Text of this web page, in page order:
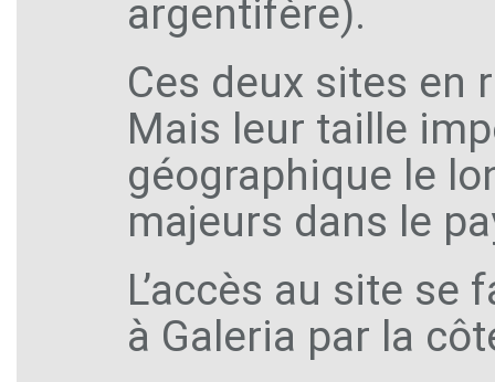
argentifère).
Ces deux sites en
Mais leur taille
géographique le
majeurs dans le
L’accès au site se
à Galeria par la